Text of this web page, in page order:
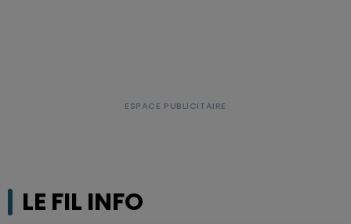
LE FIL INFO